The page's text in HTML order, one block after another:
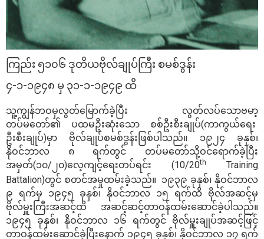
ကြည်း ၅၁၀၆ ဒုတိယဗိုလ်ချုပ်ကြီး စမစ်ဒွန်း
၄-၁-၁၉၄၈ မှ ၃၁-၁-၁၉၄၉ ထိ
သူ့ကျွန်ဘဝမှလွတ်မြောက်ခဲ့ပြီး လွတ်လပ်သောဗမာ့
တပ်မတော်၏ ပထမဦးဆုံးသော စစ်ဦးစီးချုပ်(ကာကွယ်ရေး
ဦးစီးချုပ်)မှာ ဗိုလ်ချုပ်စမစ်ဒွန်းဖြစ်ပါသည်။ ၁၉၂၄ ခုနှစ်၊
နိုဝင်ဘာလ ၈ ရက်တွင် တပ်မတော်သို့ဝင်ရောက်ခဲ့ပြီး
အမှတ်(၁၀/၂၀)လေ့ကျင့်ရေးတပ်ရင်း (10/20th
Training
Battalion)တွင် စတင်အမှုထမ်းခဲ့သည်။ ၁၉၃၉ ခုနှစ်၊ နိုဝင်ဘာလ
၉ ရက်မှ ၁၉၄၅ ခုနှစ်၊ နိုဝင်ဘာလ ၁၅ ရက်ထိ ဗိုလ်အဆင့်မှ
ဗိုလ်မှူးကြီးအဆင့်ထိ အဆင့်ဆင့်တာဝန်ထမ်း‌ဆောင်ခဲ့ပါသည်။
၁၉၄၅ ခုနှစ်၊ နိုဝင်ဘာလ ၁၆ ရက်တွင် ဗိုလ်မှူးချုပ်အဆင့်ဖြင့်
တာဝန်ထမ်းဆောင်ခဲ့ပြီးနောက် ၁၉၄၅ ခုနှစ်၊ နိုဝင်ဘာလ ၁၇ ရက်